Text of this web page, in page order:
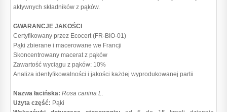
aktywnych składników z pąków.
GWARANCJE JAKOŚCI
Certyfikowany przez Ecocert (FR-BIO-01)
Pąki zbierane i macerowane we Francji
Skoncentrowany macerat z pąków
Zawartość wyciągu z pąków: 10%
Analiza identyfikowalności i jakości każdej wyprodukowanej partii
Nazwa łacińska: Rosa canina L.
Użyta część: Pąki